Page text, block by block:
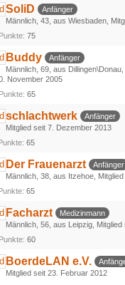
SoliD
Anfänger
Männlich 43 aus Wiesbaden
Punkte 75
Buddy
Anfänger
Männlich 69 aus Dillingen\Donau
November 2005
Punkte 65
schlachtwerk
Anfänger
Mitglied seit 7. Dezember 2013
65
Der Frauenarzt
Anfänger
Männlich 38 aus Itzehoe
65
Facharzt
Medizinmann
Männlich 56 aus Leipzig Mitglied
Punkte 60
BoerdeLAN e.V.
Mitglied seit 23. Februar 2012